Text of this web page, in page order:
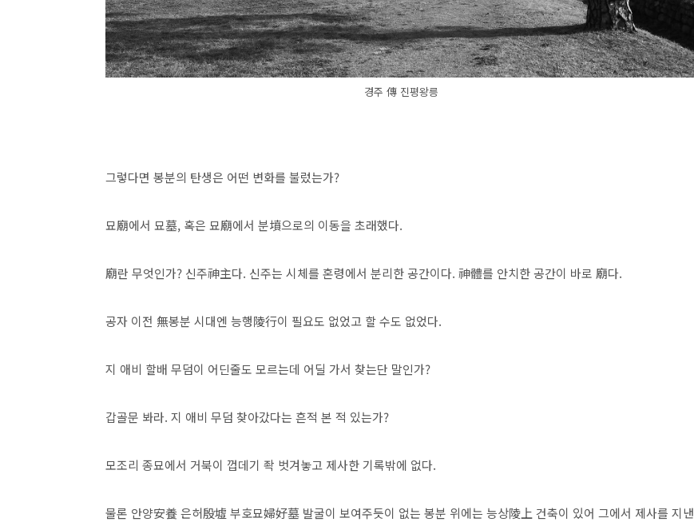
경주 傳 진평왕릉
그렇다면 봉분의 탄생은 어떤 변화를 불렀는가?
묘廟에서 묘墓, 혹은 묘廟에서 분墳으로의 이동을 초래했다.
廟란 무엇인가? 신주神主다. 신주는 시체를 혼령에서 분리한 공간이다. 神體를 안치한 공간이 바로 廟다.
공자 이전 無봉분 시대엔 능행陵行이 필요도 없었고 할 수도 없었다.
지 애비 할배 무덤이 어딘줄도 모르는데 어딜 가서 찾는단 말인가?
갑골문 봐라. 지 애비 무덤 찾아갔다는 흔적 본 적 있는가?
모조리 종묘에서 거북이 껍데기 좍 벗겨놓고 제사한 기록밖에 없다.
물론 안양安養 은허殷墟 부호묘婦好墓 발굴이 보여주듯이 없는 봉분 위에는 능상陵上 건축이 있어 그에서 제사를 지낸